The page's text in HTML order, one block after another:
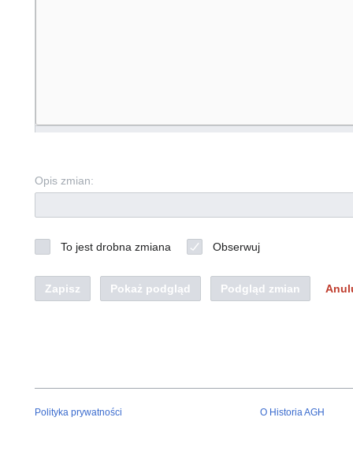
Opis zmian:
To jest drobna zmiana Obserwuj
Zapisz Pokaż podgląd Podgląd zmian
Polityka prywatności O Historia AGH